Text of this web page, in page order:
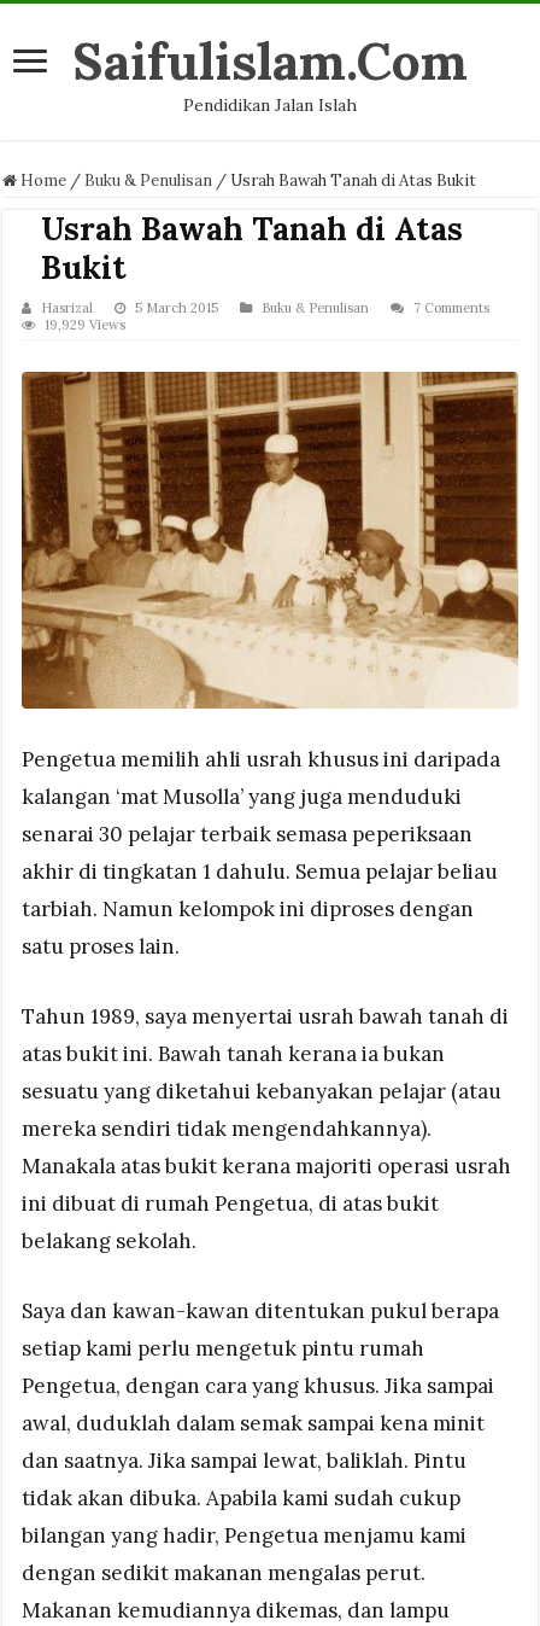
Saifulislam.Com
Pendidikan Jalan Islah
Home / Buku & Penulisan / Usrah Bawah Tanah di Atas Bukit
Usrah Bawah Tanah di Atas
Bukit
Hasrizal 5 March 2015 Buku & Penulisan
7 Comments
19,929 Views
Pengetua memilih ahli usrah khusus ini daripada
kalangan ‘mat Musolla’ yang juga menduduki
senarai 30 pelajar terbaik semasa peperiksaan
akhir di tingkatan 1 dahulu. Semua pelajar beliau
tarbiah. Namun kelompok ini diproses dengan
satu proses lain.
Tahun 1989, saya menyertai usrah bawah tanah di
atas bukit ini. Bawah tanah kerana ia bukan
sesuatu yang diketahui kebanyakan pelajar (atau
mereka sendiri tidak mengendahkannya).
Manakala atas bukit kerana majoriti operasi usrah
ini dibuat di rumah Pengetua, di atas bukit
belakang sekolah.
Saya dan kawan-kawan ditentukan pukul berapa
setiap kami perlu mengetuk pintu rumah
Pengetua, dengan cara yang khusus. Jika sampai
awal, duduklah dalam semak sampai kena minit
dan saatnya. Jika sampai lewat, baliklah. Pintu
tidak akan dibuka. Apabila kami sudah cukup
bilangan yang hadir, Pengetua menjamu kami
dengan sedikit makanan mengalas perut.
Makanan kemudiannya dikemas, dan lampu